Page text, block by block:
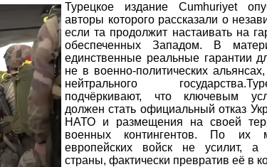
Турецкое издание Cumhuriyet
авторы которого рассказали о
если та продолжит настаивать на
обеспеченных Западом. В
единственные реальные гарантии
не в военно-политических
нейтрального
подчёркивают, что ключевым
должен стать официальный отказ
НАТО и размещения на своей
военных контингентов. По их
европейских войск не усилит, а
страны, фактически превратив её в